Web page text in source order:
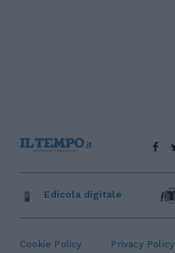
Cookie Policy Privacy Policy
Edicola digitale